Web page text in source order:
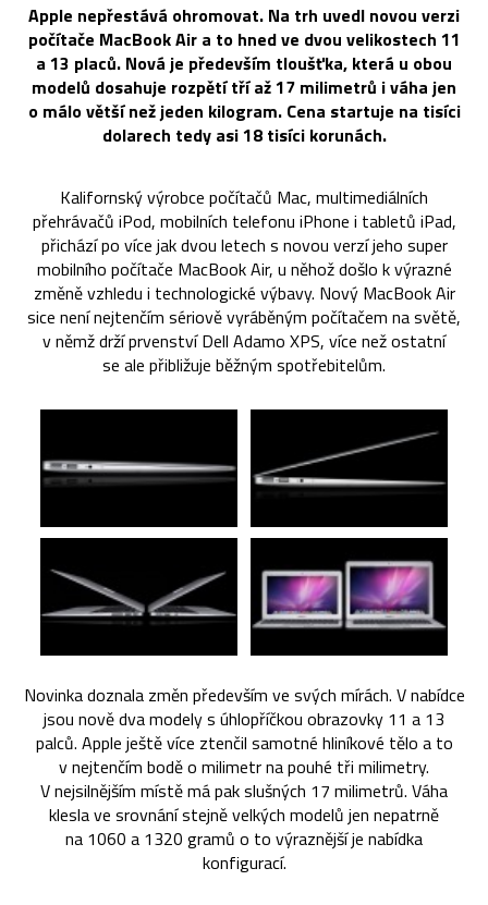
Apple nepřestává ohromovat. Na trh uvedl novou verzi
počítače MacBook Air a to hned ve dvou velikostech 11
a 13 placů. Nová je především tloušťka, která u obou
modelů dosahuje rozpětí tří až 17 milimetrů i váha jen
o málo větší než jeden kilogram. Cena startuje na tisíci
dolarech tedy asi 18 tisíci korunách.
Kalifornský výrobce počítačů Mac, multimediálních
přehrávačů iPod, mobilních telefonu iPhone i tabletů iPad,
přichází po více jak dvou letech s novou verzí jeho super
mobilního počítače MacBook Air, u něhož došlo k výrazné
změně vzhledu i technologické výbavy. Nový MacBook Air
sice není nejtenčím sériově vyráběným počítačem na světě,
v němž drží prvenství Dell Adamo XPS, více než ostatní
se ale přibližuje běžným spotřebitelům.
Novinka doznala změn především ve svých mírách. V nabídce
jsou nově dva modely s úhlopříčkou obrazovky 11 a 13
palců. Apple ještě více ztenčil samotné hliníkové tělo a to
v nejtenčím bodě o milimetr na pouhé tři milimetry.
V nejsilnějším místě má pak slušných 17 milimetrů. Váha
klesla ve srovnání stejně velkých modelů jen nepatrně
na 1060 a 1320 gramů o to výraznější je nabídka
konfigurací.